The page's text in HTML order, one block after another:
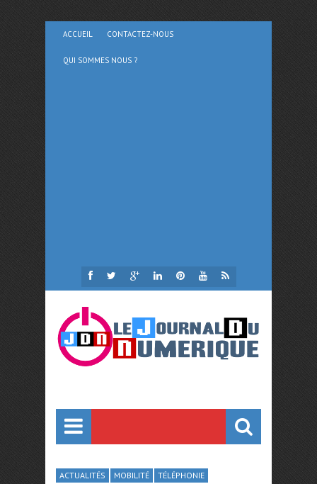
ACCUEIL CONTACTEZ-NOUS
QUI SOMMES NOUS ?
ACTUALITÉS MOBILITÉ TÉLÉPHONIE